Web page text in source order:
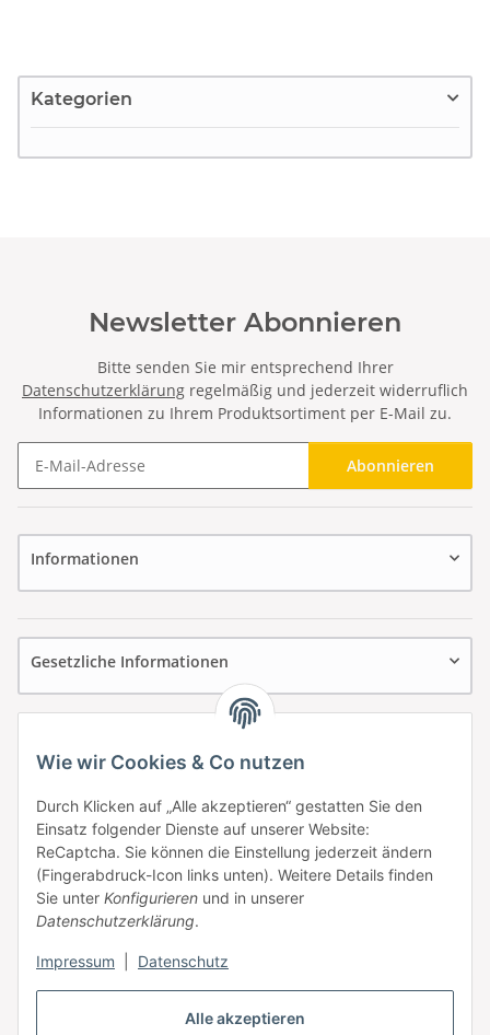
Alle akzeptieren
Wie wir Cookies & Co nutzen
Durch Klicken auf „Alle akzeptieren“ gestatten Sie den
Einsatz folgender Dienste auf unserer Website:
ReCaptcha. Sie können die Einstellung jederzeit ändern
(Fingerabdruck-Icon links unten). Weitere Details finden
Sie unter Konfigurieren und in unserer
Datenschutzerklärung.
Impressum Datenschutz
Kategorien
Newsletter Abonnieren
Bitte senden Sie mir entsprechend Ihrer
Datenschutzerklärung regelmäßig und jederzeit widerruflich
Informationen zu Ihrem Produktsortiment per E-Mail zu.
Abonnieren
Informationen
Gesetzliche Informationen
Vertrag widerrufen